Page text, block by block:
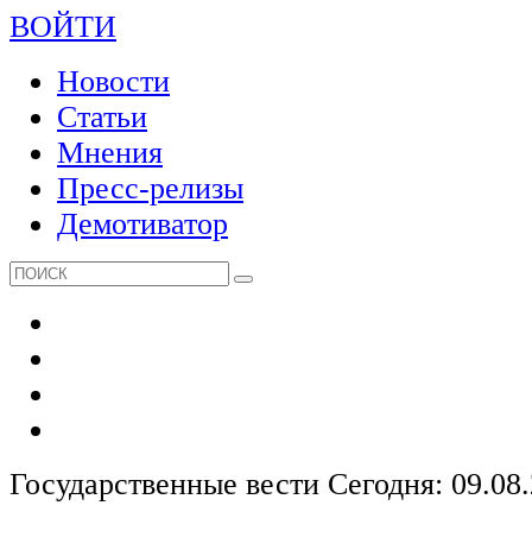
ВОЙТИ
Новости
Статьи
Мнения
Пресс-релизы
Демотиватор
Государственные вести Сегодня: